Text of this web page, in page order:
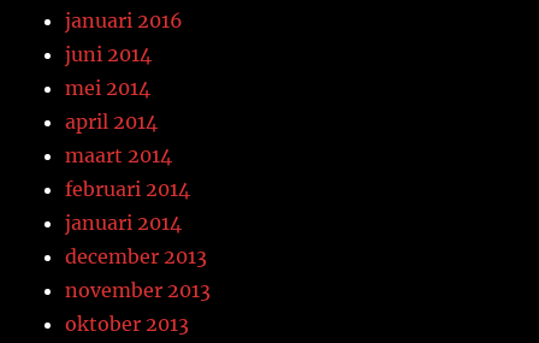
januari 2016
juni 2014
mei 2014
april 2014
maart 2014
februari 2014
januari 2014
december 2013
november 2013
oktober 2013